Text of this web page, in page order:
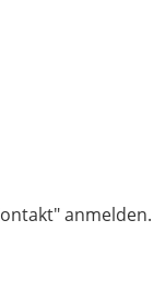
anmelden.